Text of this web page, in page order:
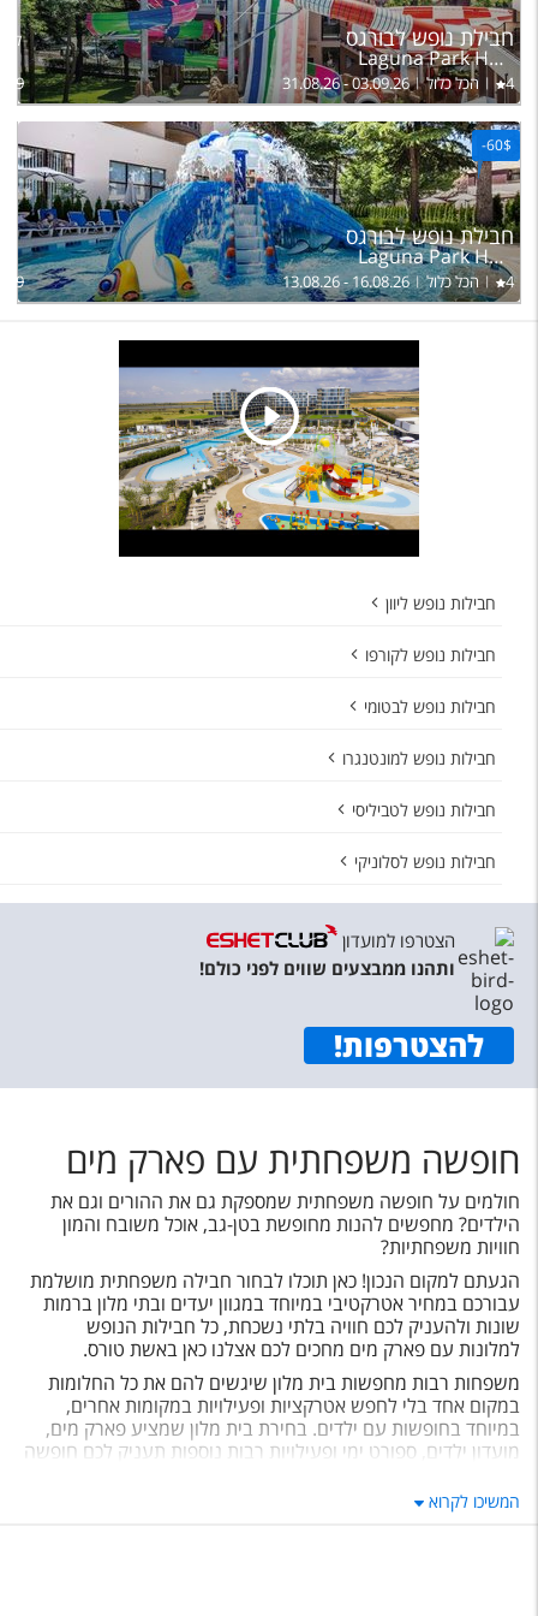
חבילת נופש לבורגס
Laguna Park Hotel & Aqua Club
4 הכל כלול 31.08.26 - 03.09.26
889
-60$
חבילת נופש לבורגס
Laguna Park Hotel & Aqua Club
4 הכל כלול 13.08.26 - 16.08.26
חבילות נופש ליוון
חבילות נופש לקורפו
חבילות נופש לבטומי
חבילות נופש למונטנגרו
חבילות נופש לטביליסי
חבילות נופש לסלוניקי
הצטרפו למועדון
ותהנו ממבצעים שווים לפני כולם!
להצטרפות!
חופשה משפחתית עם פארק מים
חולמים על חופשה משפחתית שמספקת גם את ההורים וגם את
הילדים? מחפשים להנות מחופשת בטן-גב, אוכל משובח והמון
חוויות משפחתיות?
הגעתם למקום הנכון! כאן תוכלו לבחור חבילה משפחתית מושלמת
עבורכם במחיר אטרקטיבי במיוחד במגוון יעדים ובתי מלון ברמות
שונות ולהעניק לכם חוויה בלתי נשכחת, כל חבילות הנופש
למלונות עם פארק מים מחכים לכם אצלנו כאן באשת טורס.
משפחות רבות מחפשות בית מלון שיגשים להם את כל החלומות
במקום אחד בלי לחפש אטרקציות ופעילויות במקומות אחרים,
במיוחד בחופשות עם ילדים. בחירת בית מלון שמציע פארק מים,
מועדון ילדים, ספורט ימי ופעילויות רבות נוספות תעניק לכם חופשה
העולמות במקום אחד.
המשיכו לקרוא